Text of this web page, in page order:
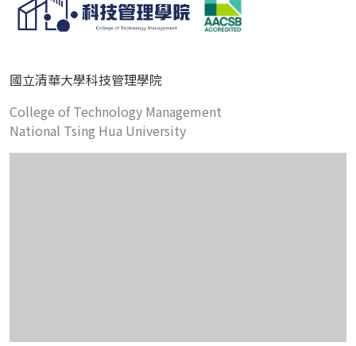
國立清華大學科技管理學院
College of Technology Management
National Tsing Hua University